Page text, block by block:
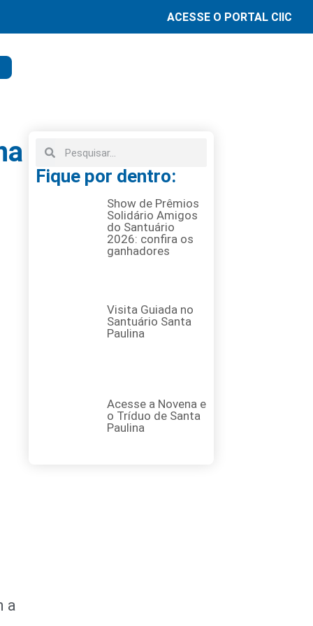
ACESSE O PORTAL CIIC
a
Fique por dentro:
Show de Prêmios
Solidário Amigos
do Santuário
2026: confira os
ganhadores
Visita Guiada no
Santuário Santa
Paulina
Acesse a Novena e
o Tríduo de Santa
Paulina